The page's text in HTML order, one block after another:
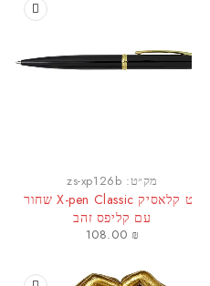
מק״ט:zs-xp126b
עט קלאסיק X-pen Classic שחור
עם קליפס זהב
108.00